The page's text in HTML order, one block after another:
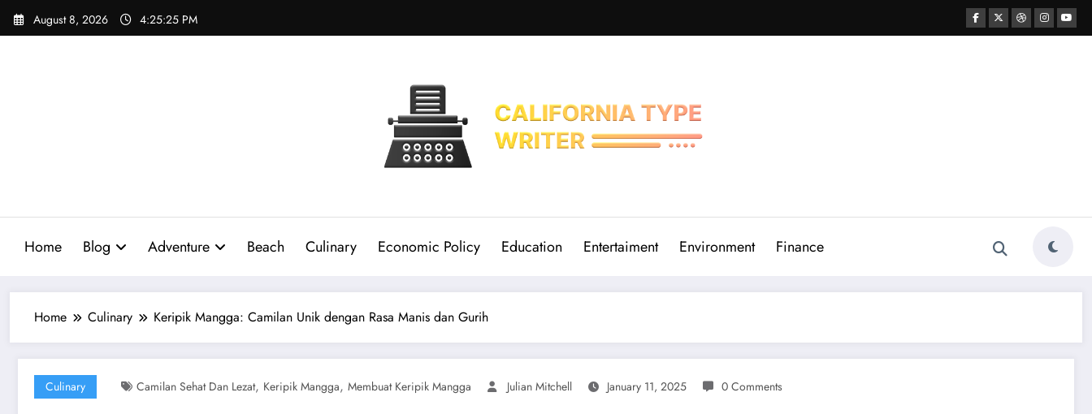
Skip
August 8, 2026 4:25:26 PM
Home Blog Adventure Beach Culinary Economic Policy Education Entertaiment Environment Finance
Home Culinary Keripik Mangga: Camilan Unik dengan Rasa Manis dan Gurih
Culinary Camilan Sehat Dan Lezat, Keripik Mangga, Membuat Keripik Mangga Julian Mitchell January 11, 2025 0 Comments